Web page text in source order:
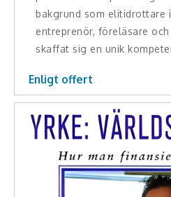
bakgrund som elitidrottare
entreprenör, föreläsare
skaffat sig en unik
Enligt offert